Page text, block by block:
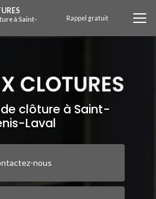
Rappel gratuit
clôture à Saint-
Laval
nous